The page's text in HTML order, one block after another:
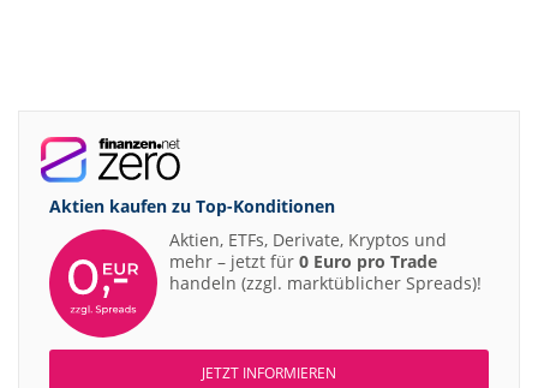
Aktien kaufen zu Top-Konditionen
Aktien, ETFs, Derivate, Kryptos und
mehr – jetzt für 0 Euro pro Trade
handeln (zzgl. marktüblicher Spreads)!
JETZT INFORMIEREN